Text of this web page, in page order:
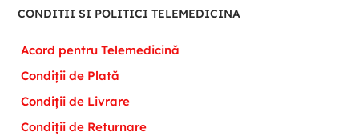
CONDITII SI POLITICI TELEMEDICINA
Acord pentru Telemedicină
Condiții de Plată
Condiții de Livrare
Condiții de Returnare